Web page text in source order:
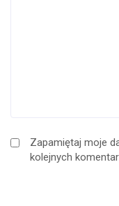
Zapamiętaj moje
kolejnych